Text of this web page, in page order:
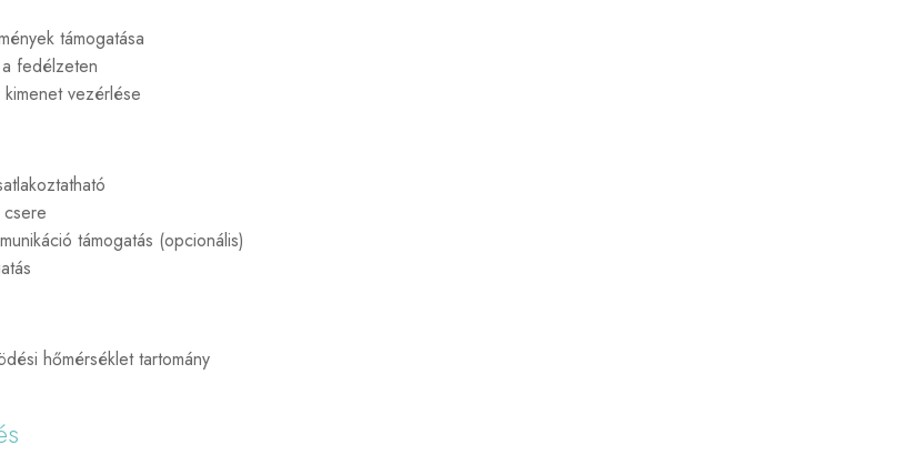
támogatása
fedélzeten
vezérlése
támogatás (opcionális)
hőmérséklet tartomány